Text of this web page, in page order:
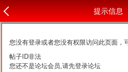
提示信息
您没有登录或者您没有权限访问此页面，
帖子ID非法
您还不是论坛会员,请先登录论坛